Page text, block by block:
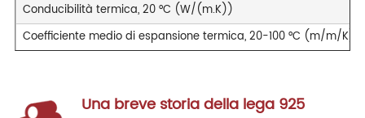
Conducibilità termica, 20 °C (W/(m.K))
Coefficiente medio di espansione termica, 20-100 °C (m/m/K)
Una breve storia della lega 925